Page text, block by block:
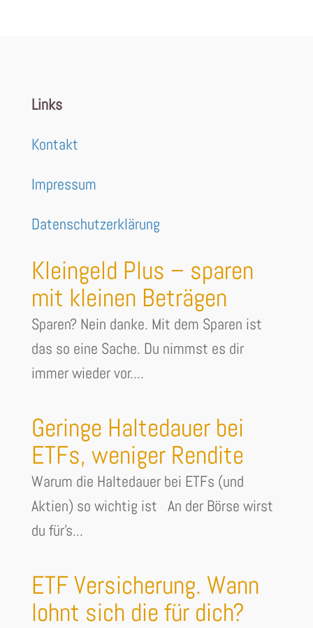
Links
Kontakt
Impressum
Datenschutzerklärung
Kleingeld Plus – sparen
mit kleinen Beträgen
Sparen? Nein danke. Mit dem Sparen ist
das so eine Sache. Du nimmst es dir
immer wieder vor....
Geringe Haltedauer bei
ETFs, weniger Rendite
Warum die Haltedauer bei ETFs (und
Aktien) so wichtig ist An der Börse wirst
du für's...
ETF Versicherung. Wann
lohnt sich die für dich?